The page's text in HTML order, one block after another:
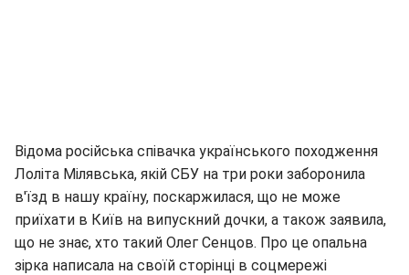
Відома російська співачка українського походження
Лоліта Мілявська, якій СБУ на три роки заборонила
в'їзд в нашу країну, поскаржилася, що не може
приїхати в Київ на випускний дочки, а також заявила,
що не знає, хто такий Олег Сенцов. Про це опальна
зірка написала на своїй сторінці в соцмережі